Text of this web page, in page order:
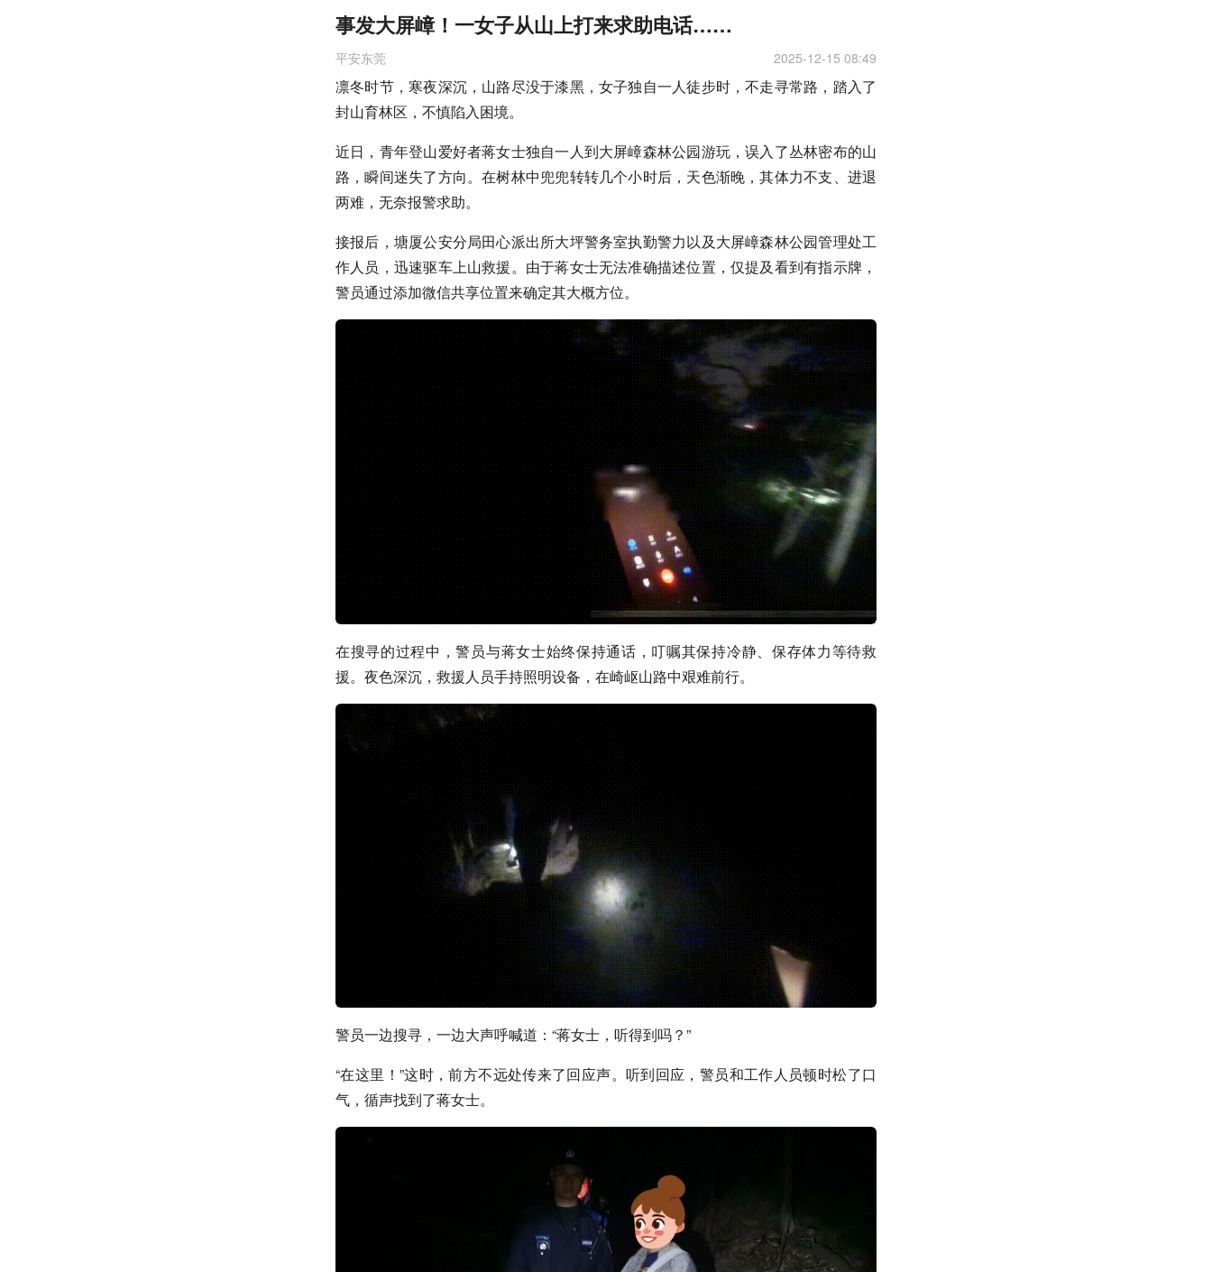
事发大屏嶂！一女子从山上打来求助电话……
平安东莞 2025-12-15 08:49
凛冬时节，寒夜深沉，山路尽没于漆黑，女子独自一人徒步时，不走寻常路，踏入了
封山育林区，不慎陷入困境。
近日，青年登山爱好者蒋女士独自一人到大屏嶂森林公园游玩，误入了丛林密布的山
路，瞬间迷失了方向。在树林中兜兜转转几个小时后，天色渐晚，其体力不支、进退
两难，无奈报警求助。
接报后，塘厦公安分局田心派出所大坪警务室执勤警力以及大屏嶂森林公园管理处工
作人员，迅速驱车上山救援。由于蒋女士无法准确描述位置，仅提及看到有指示牌，
警员通过添加微信共享位置来确定其大概方位。
在搜寻的过程中，警员与蒋女士始终保持通话，叮嘱其保持冷静、保存体力等待救
援。夜色深沉，救援人员手持照明设备，在崎岖山路中艰难前行。
警员一边搜寻，一边大声呼喊道：“蒋女士，听得到吗？”
“在这里！”这时，前方不远处传来了回应声。听到回应，警员和工作人员顿时松了口
气，循声找到了蒋女士。